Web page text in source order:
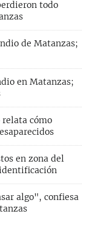
todo
de Matanzas;
en Matanzas;
cómo
en zona del
algo", confiesa